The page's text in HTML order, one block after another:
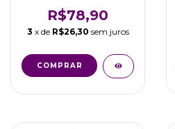
Glam Coconut
R$78,90
3 x de R$26,30 sem juros